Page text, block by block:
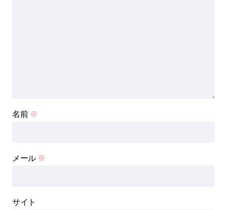
名前 ※
メール ※
サイト